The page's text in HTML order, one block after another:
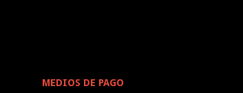
MEDIOS DE PAGO